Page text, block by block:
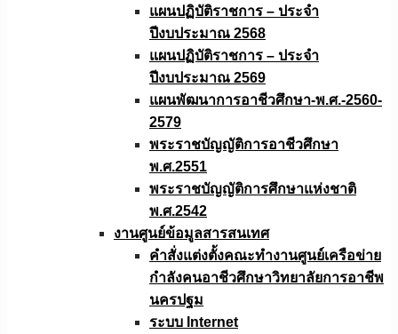
แผนปฏิบัติราชการ – ประจำ
ปีงบประมาณ 2568
แผนปฏิบัติราชการ – ประจำ
ปีงบประมาณ 2569
แผนพัฒนาการอาชีวศึกษา-พ.ศ.-2560-
2579
พระราชบัญญัติการอาชีวศึกษา
พ.ศ.2551
พระราชบัญญัติการศึกษาแห่งชาติ
พ.ศ.2542
งานศูนย์ข้อมูลสารสนเทศ
คำสั่งแต่งตั้งคณะทำงานศูนย์เครือข่าย
กำลังคนอาชีวศึกษาวิทยาลัยการอาชีพ
นครปฐม
ระบบ Internet